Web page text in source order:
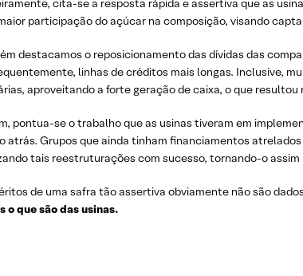
cita-se a resposta rápida e assertiva que as
participação do açúcar na composição, visando
destacamos o reposicionamento das dívidas das
linhas de créditos mais longas. Inclusive,
aproveitando a forte geração de caixa, o que
pontua-se o trabalho que as usinas tiveram em
atrás. Grupos que ainda tinham financiamentos
tais reestruturações com sucesso, tornando-o
de uma safra tão assertiva obviamente não são
o que são das usinas.